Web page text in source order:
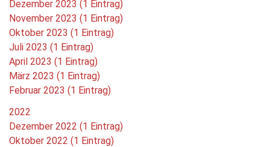
Dezember 2023 (1 Eintrag)
November 2023 (1 Eintrag)
Oktober 2023 (1 Eintrag)
Juli 2023 (1 Eintrag)
April 2023 (1 Eintrag)
März 2023 (1 Eintrag)
Februar 2023 (1 Eintrag)
2022
Dezember 2022 (1 Eintrag)
Oktober 2022 (1 Eintrag)